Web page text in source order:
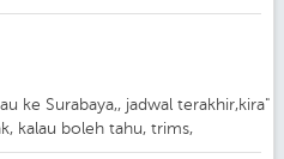
ke Surabaya,, jadwal terakhir,kira"
kalau boleh tahu, trims,